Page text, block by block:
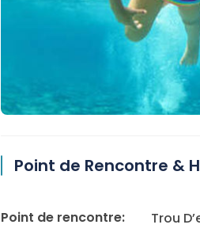
Point de Rencontre &
Point de rencontre: Trou